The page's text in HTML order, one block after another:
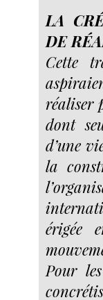
LA
DE
Cette
réaliser
dont
d’une
la
érigée
Pour